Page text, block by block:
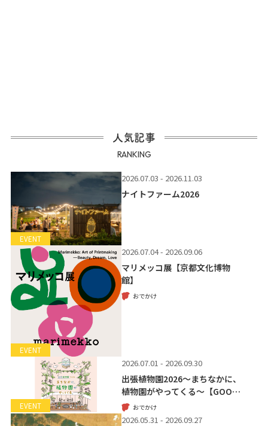
人気記事
RANKING
EVENT
2026.07.03 - 2026.11.03
ナイトファーム2026
EVENT
2026.07.04 - 2026.09.06
マリメッコ展【京都文化博物
館】
おでかけ
EVENT
2026.07.01 - 2026.09.30
出張植物園2026～まちなかに、
植物園がやってくる～【GOO…
おでかけ
2026.05.31 - 2026.09.27